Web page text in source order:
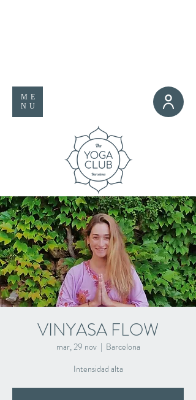
ME
NU
VINYASA FLOW
mar, 29 nov
  |
Barcelona
Intensidad alta